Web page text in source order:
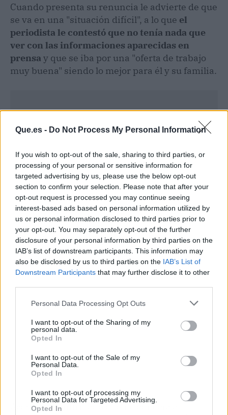
Que.es - Do Not Process My Personal Information
If you wish to opt-out of the sale, sharing to third parties, or
processing of your personal or sensitive information for
targeted advertising by us, please use the below opt-out
section to confirm your selection. Please note that after your
opt-out request is processed you may continue seeing
interest-based ads based on personal information utilized by
us or personal information disclosed to third parties prior to
your opt-out. You may separately opt-out of the further
disclosure of your personal information by third parties on the
IAB’s list of downstream participants. This information may
also be disclosed by us to third parties on the IAB’s List of
Downstream Participants that may further disclose it to other
Personal Data Processing Opt Outs
I want to opt-out of the Sharing of my
personal data.
Opted In
I want to opt-out of the Sale of my
Personal Data.
Opted In
I want to opt-out of processing my
Personal Data for Targeted Advertising.
Opted In
Cuando presenta su renuncia le advierte de que
se va en una "situación difícil", a lo que el
periodista le contestó que no tenía nada que
ver con las informaciones aparecidas en
prensa y que se iba por una "oferta de trabajo
muy buena" siendo lo mejor para él y su familia.
Publicidad
Acosta ha confirmado que no conocía al